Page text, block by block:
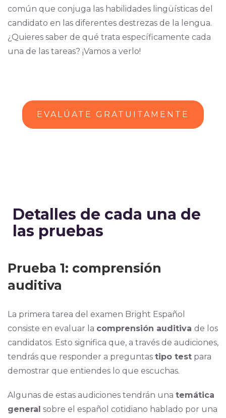
común que conjuga las habilidades lingüísticas del
candidato en las diferentes destrezas de la lengua.
¿Quieres saber de qué trata específicamente cada
una de las tareas? ¡Vamos a verlo!
EVALÚATE GRATUITAMENTE
Detalles de cada una de
las pruebas
Prueba 1: comprensión
auditiva
La primera tarea del examen Bright Español
consiste en evaluar la comprensión auditiva de los
candidatos. Esto significa que, a través de audiciones,
tendrás que responder a preguntas tipo test para
demostrar que entiendes lo que escuchas.
Algunas de estas audiciones tendrán una temática
general sobre el español cotidiano hablado por una